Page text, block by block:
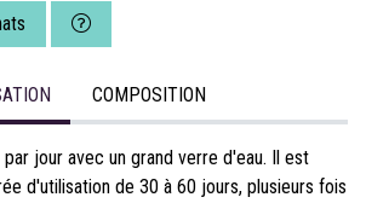
COMPOSITION
jour avec un grand verre d'eau. Il est
d'utilisation de 30 à 60 jours, plusieurs fois